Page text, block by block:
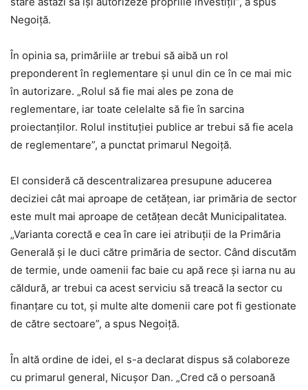
Negoiță.
În opinia sa, primăriile ar trebui să aibă un rol
preponderent în reglementare și unul din ce în ce mai mic
în autorizare. „Rolul să fie mai ales pe zona de
reglementare, iar toate celelalte să fie în sarcina
proiectanților. Rolul instituției publice ar trebui să fie acela
de reglementare”, a punctat primarul Negoiță.
El consideră că descentralizarea presupune aducerea
deciziei cât mai aproape de cetățean, iar primăria de sector
este mult mai aproape de cetățean decât Municipalitatea.
„Varianta corectă e cea în care iei atribuții de la Primăria
Generală și le duci către primăria de sector. Când discutăm
de termie, unde oamenii fac baie cu apă rece și iarna nu au
căldură, ar trebui ca acest serviciu să treacă la sector cu
finanțare cu tot, și multe alte domenii care pot fi gestionate
de către sectoare”, a spus Negoiță.
În altă ordine de idei, el s-a declarat dispus să colaboreze
cu primarul general, Nicușor Dan. „Cred că o persoană